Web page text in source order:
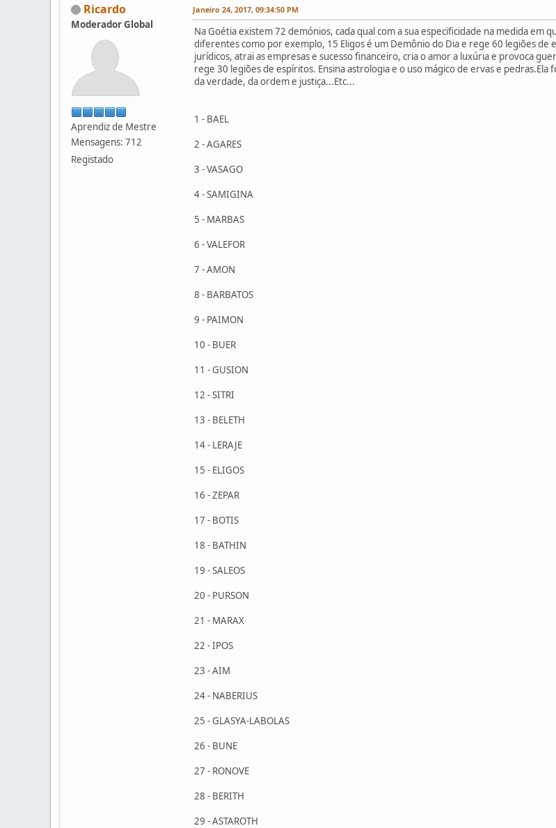
Ricardo
Moderador Global
Aprendiz de Mestre
Mensagens: 712
Registado
Janeiro 24, 2017, 09:34:50 PM
Na Goétia existem 72 demónios, cada qual com a sua especificidade na medida em
diferentes como por exemplo, 15 Eligos é um Demônio do Dia e rege 60 legiões de
jurídicos, atrai as empresas e sucesso financeiro, cria o amor a luxúria e provoca
rege 30 legiões de espíritos. Ensina astrologia e o uso mágico de ervas e
da verdade, da ordem e justiça...Etc...
1 - BAEL
2 - AGARES
3 - VASAGO
4 - SAMIGINA
5 - MARBAS
6 - VALEFOR
7 - AMON
8 - BARBATOS
9 - PAIMON
10 - BUER
11 - GUSION
12 - SITRI
13 - BELETH
14 - LERAJE
15 - ELIGOS
16 - ZEPAR
17 - BOTIS
18 - BATHIN
19 - SALEOS
20 - PURSON
21 - MARAX
22 - IPOS
23 - AIM
24 - NABERIUS
25 - GLASYA-LABOLAS
26 - BUNE
27 - RONOVE
28 - BERITH
29 - ASTAROTH